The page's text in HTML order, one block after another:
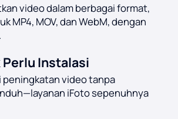
AI
PPT Online
video dalam berbagai format,
MP4, MOV, dan WebM, dengan
Perlu Instalasi
peningkatan video tanpa
iFoto sepenuhnya